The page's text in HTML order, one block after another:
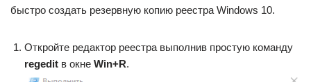
быстро создать резервную копию реестра Windows 10.
Откройте редактор реестра выполнив простую команду
regedit в окне Win+R.